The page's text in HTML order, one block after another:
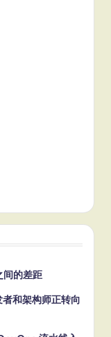
间的差距
和架构师正转向